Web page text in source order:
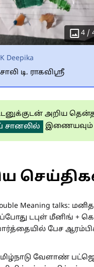
4 /
K Deepika
டி. ராகவிஸ்ரீ
அறிய
சானலில்
இணையவும்
Meaning talks:
டபுள் மீனிங் +
பேச
வேளாண்